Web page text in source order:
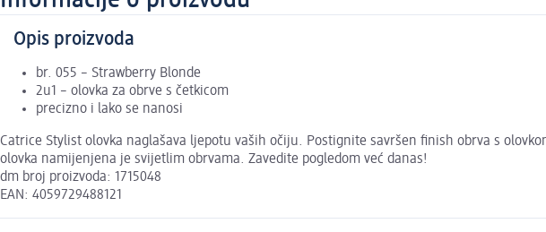
Opis proizvoda
br. 055 – Strawberry Blonde
2u1 – olovka za obrve s četkicom
precizno i lako se nanosi
Catrice Stylist olovka naglašava ljepotu vaših očiju. Postignite savršen finish obrva s
olovka namijenjena je svijetlim obrvama. Zavedite pogledom već danas!
dm broj proizvoda: 1715048
EAN: 4059729488121